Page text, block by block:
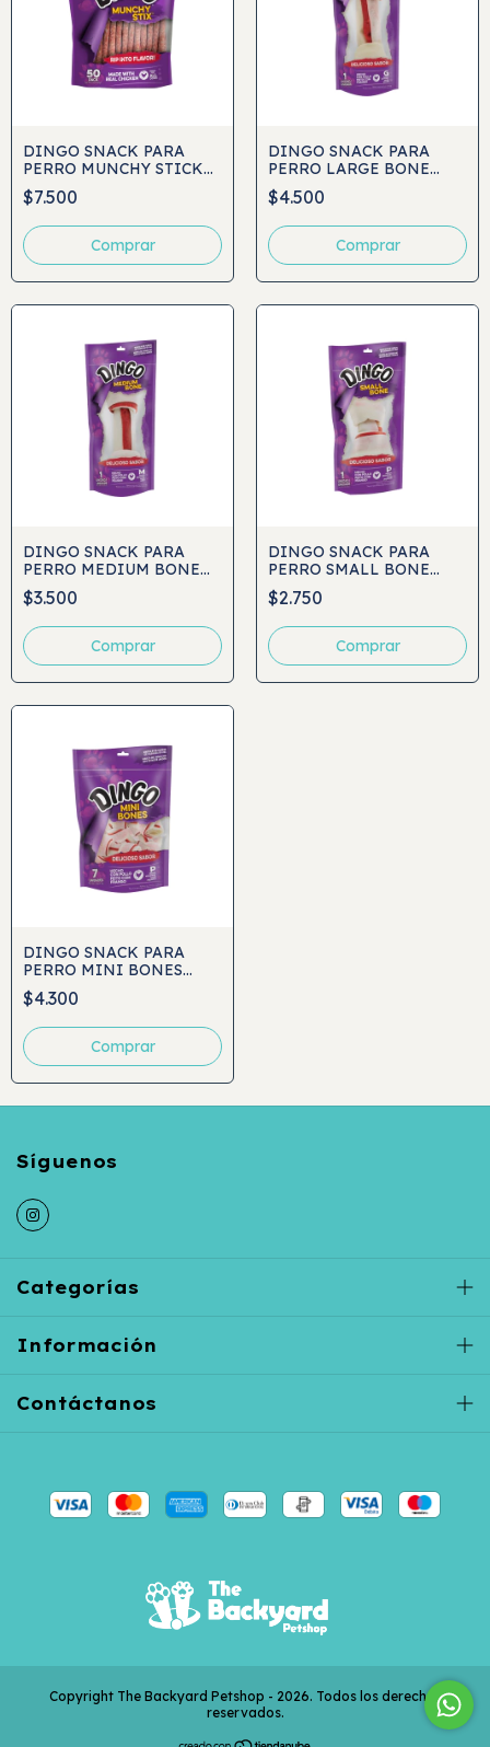
DINGO SNACK PARA
PERRO MUNCHY STICK
50UND
$7.500
DINGO SNACK PARA
PERRO LARGE BONE
1UND
$4.500
DINGO SNACK PARA
PERRO MEDIUM BONE
1UND
$3.500
DINGO SNACK PARA
PERRO SMALL BONE
1UND
$2.750
DINGO SNACK PARA
PERRO MINI BONES
7UND
$4.300
Categorías
Información
Contáctanos
Copyright The Backyard Petshop - 2026. Todos los derechos
reservados.